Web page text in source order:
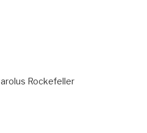
Rockefeller